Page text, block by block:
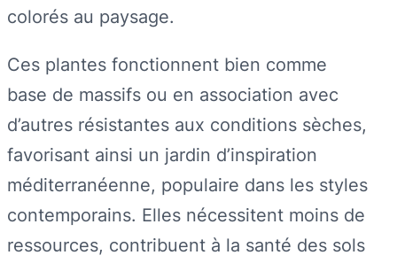
colorés au paysage.
Ces plantes fonctionnent bien comme
base de massifs ou en association avec
d’autres résistantes aux conditions sèches,
favorisant ainsi un jardin d’inspiration
méditerranéenne, populaire dans les styles
contemporains. Elles nécessitent moins de
ressources, contribuent à la santé des sols